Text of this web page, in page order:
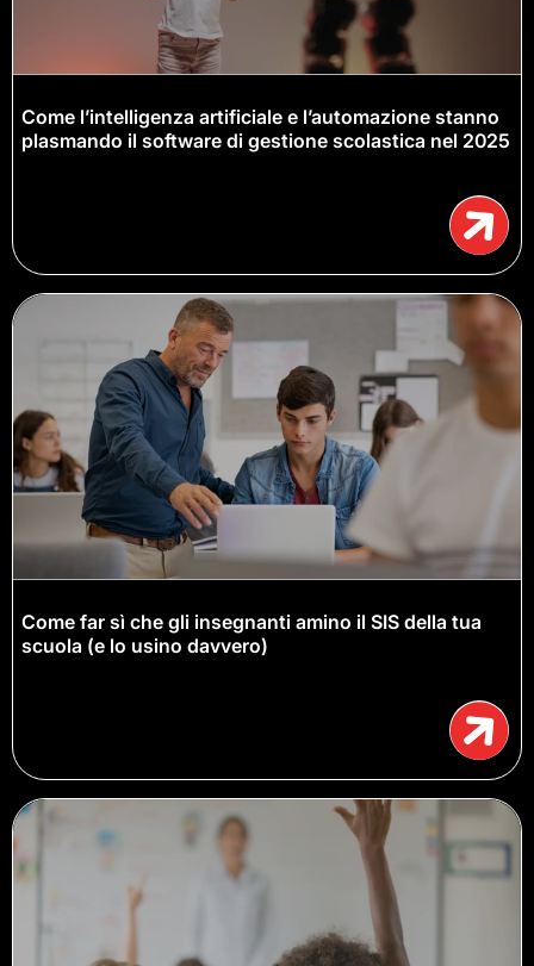
Come l’intelligenza artificiale e l’automazione stanno
plasmando il software di gestione scolastica nel 2025
Come far sì che gli insegnanti amino il SIS della tua
scuola (e lo usino davvero)